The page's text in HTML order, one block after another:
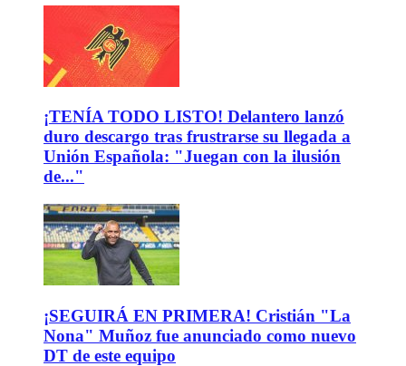
¡TENÍA TODO LISTO! Delantero lanzó
duro descargo tras frustrarse su llegada a
Unión Española: "Juegan con la ilusión
de..."
¡SEGUIRÁ EN PRIMERA! Cristián "La
Nona" Muñoz fue anunciado como nuevo
DT de este equipo